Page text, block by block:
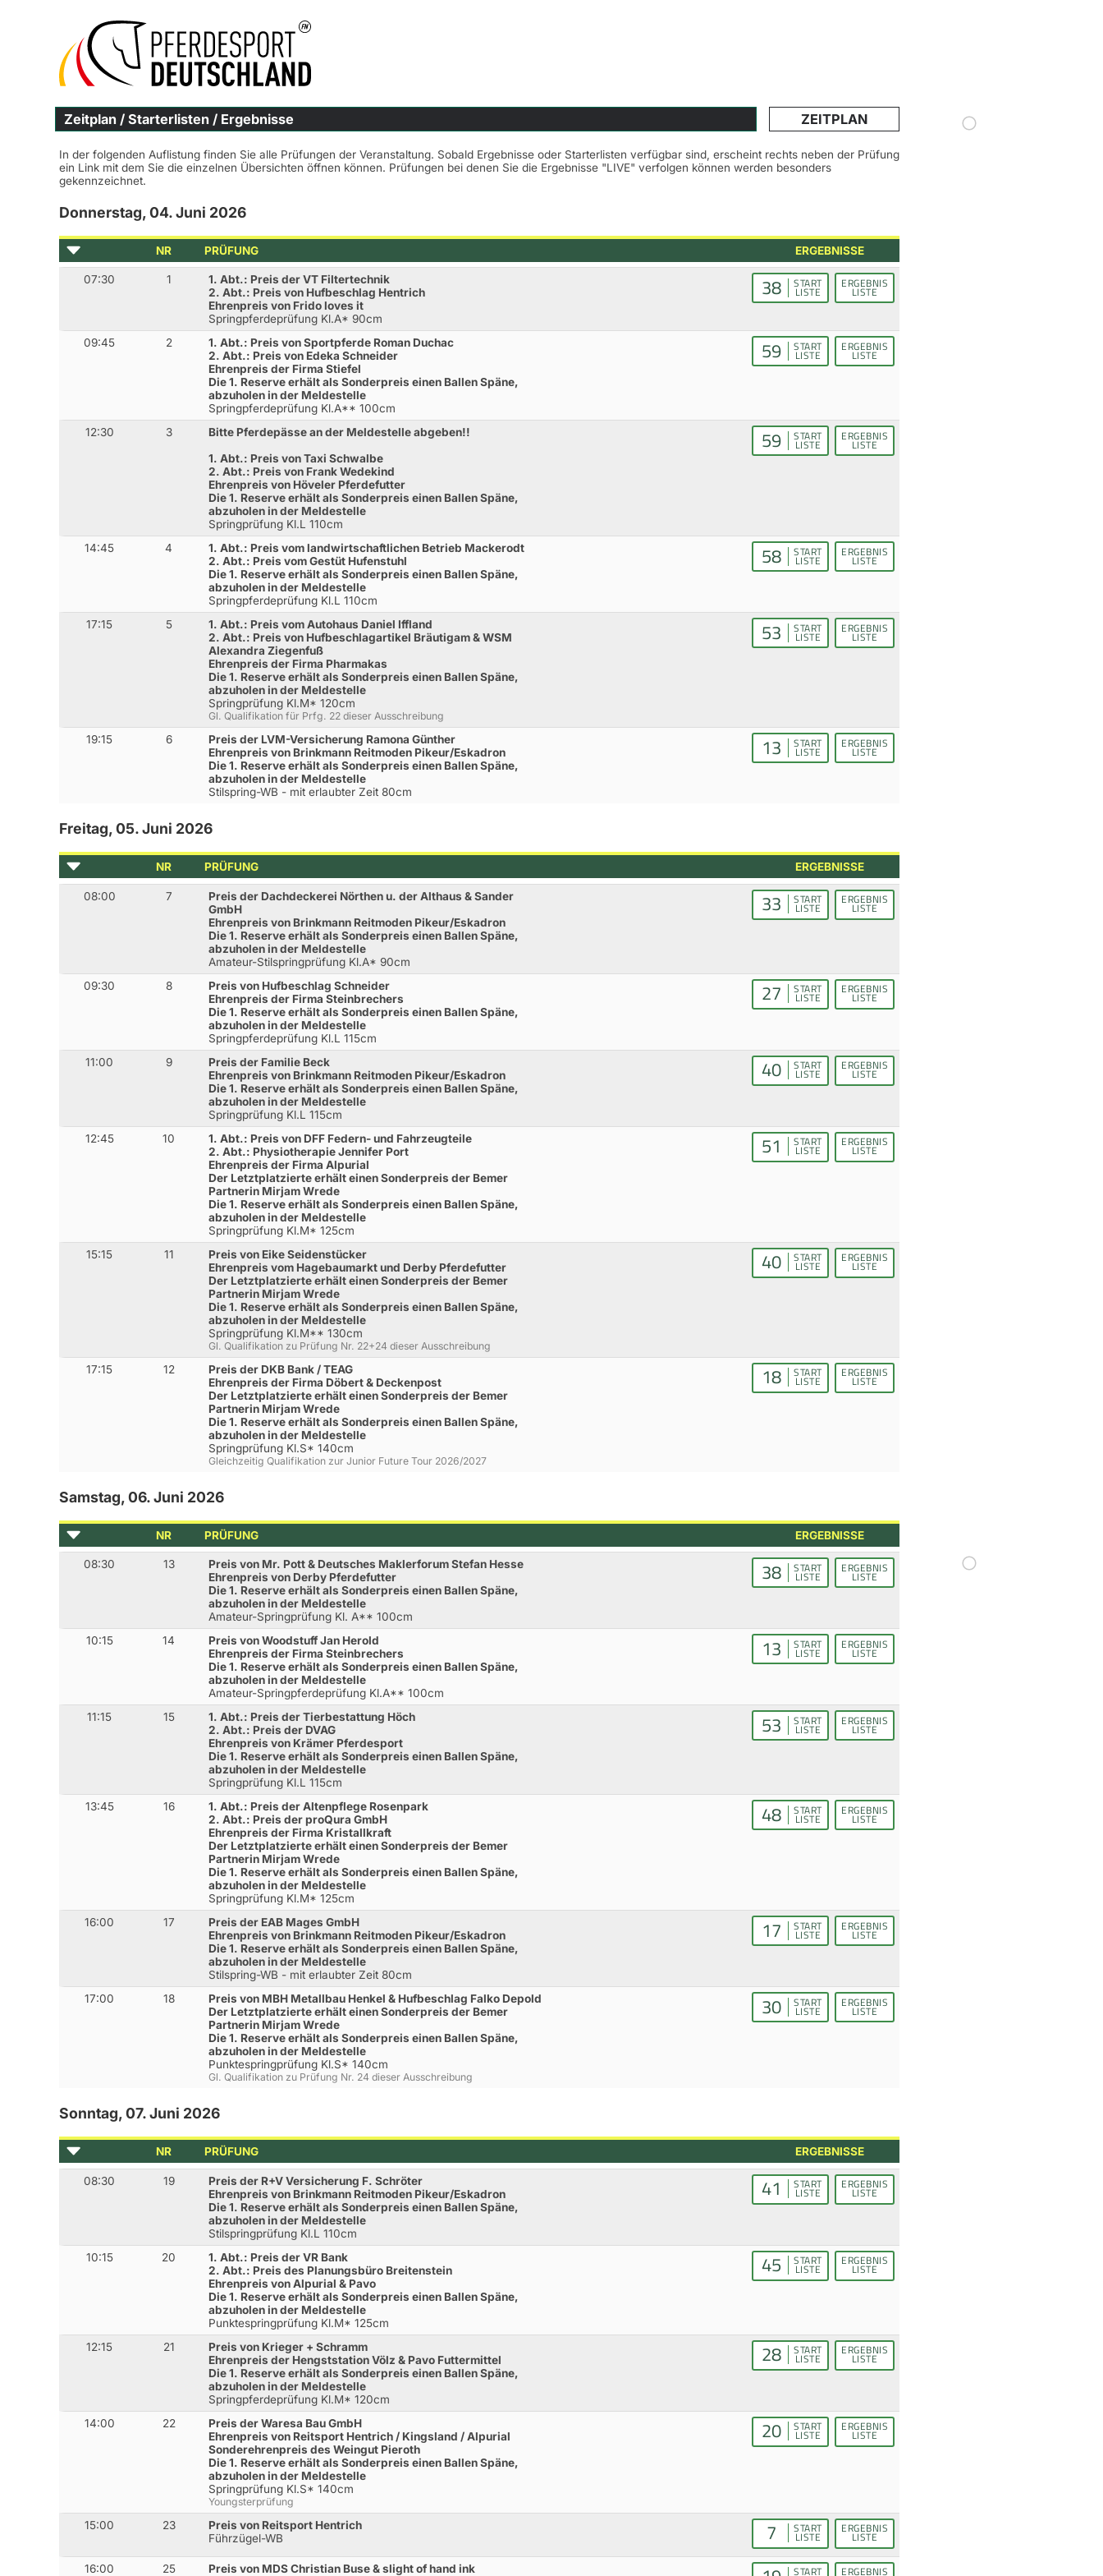
Zeitplan / Starterlisten / Ergebnisse ZEITPLAN
In der folgenden Auflistung finden Sie alle Prüfungen der Veranstaltung. Sobald Ergebnisse oder Starterlisten verfügbar sind, erscheint rechts neben der Prüfung
ein Link mit dem Sie die einzelnen Übersichten öffnen können. Prüfungen bei denen Sie die Ergebnisse "LIVE" verfolgen können werden besonders
gekennzeichnet.
Donnerstag, 04. Juni 2026
NR PRÜFUNG ERGEBNISSE
07:30 1
1. Abt.: Preis der VT Filtertechnik
2. Abt.: Preis von Hufbeschlag Hentrich
Ehrenpreis von Frido loves it
Springpferdeprüfung Kl.A* 90cm
38 START
LISTE
ERGEBNIS
LISTE
09:45 2
1. Abt.: Preis von Sportpferde Roman Duchac
2. Abt.: Preis von Edeka Schneider
Ehrenpreis der Firma Stiefel
Die 1. Reserve erhält als Sonderpreis einen Ballen Späne,
abzuholen in der Meldestelle
Springpferdeprüfung Kl.A** 100cm
59 START
LISTE
ERGEBNIS
LISTE
12:30 3
Bitte Pferdepässe an der Meldestelle abgeben!!
1. Abt.: Preis von Taxi Schwalbe
2. Abt.: Preis von Frank Wedekind
Ehrenpreis von Höveler Pferdefutter
Die 1. Reserve erhält als Sonderpreis einen Ballen Späne,
abzuholen in der Meldestelle
Springprüfung Kl.L 110cm
59 START
LISTE
ERGEBNIS
LISTE
14:45 4
1. Abt.: Preis vom landwirtschaftlichen Betrieb Mackerodt
2. Abt.: Preis vom Gestüt Hufenstuhl
Die 1. Reserve erhält als Sonderpreis einen Ballen Späne,
abzuholen in der Meldestelle
Springpferdeprüfung Kl.L 110cm
58 START
LISTE
ERGEBNIS
LISTE
17:15 5
1. Abt.: Preis vom Autohaus Daniel Iffland
2. Abt.: Preis von Hufbeschlagartikel Bräutigam & WSM
Alexandra Ziegenfuß
Ehrenpreis der Firma Pharmakas
Die 1. Reserve erhält als Sonderpreis einen Ballen Späne,
abzuholen in der Meldestelle
Springprüfung Kl.M* 120cm
Gl. Qualifikation für Prfg. 22 dieser Ausschreibung
53 START
LISTE
ERGEBNIS
LISTE
19:15 6
Preis der LVM-Versicherung Ramona Günther
Ehrenpreis von Brinkmann Reitmoden Pikeur/Eskadron
Die 1. Reserve erhält als Sonderpreis einen Ballen Späne,
abzuholen in der Meldestelle
Stilspring-WB - mit erlaubter Zeit 80cm
13 START
LISTE
ERGEBNIS
LISTE
Freitag, 05. Juni 2026
NR PRÜFUNG ERGEBNISSE
08:00 7
Preis der Dachdeckerei Nörthen u. der Althaus & Sander
GmbH
Ehrenpreis von Brinkmann Reitmoden Pikeur/Eskadron
Die 1. Reserve erhält als Sonderpreis einen Ballen Späne,
abzuholen in der Meldestelle
Amateur-Stilspringprüfung Kl.A* 90cm
33 START
LISTE
ERGEBNIS
LISTE
09:30 8
Preis von Hufbeschlag Schneider
Ehrenpreis der Firma Steinbrechers
Die 1. Reserve erhält als Sonderpreis einen Ballen Späne,
abzuholen in der Meldestelle
Springpferdeprüfung Kl.L 115cm
27 START
LISTE
ERGEBNIS
LISTE
11:00 9
Preis der Familie Beck
Ehrenpreis von Brinkmann Reitmoden Pikeur/Eskadron
Die 1. Reserve erhält als Sonderpreis einen Ballen Späne,
abzuholen in der Meldestelle
Springprüfung Kl.L 115cm
40 START
LISTE
ERGEBNIS
LISTE
12:45 10
1. Abt.: Preis von DFF Federn- und Fahrzeugteile
2. Abt.: Physiotherapie Jennifer Port
Ehrenpreis der Firma Alpurial
Der Letztplatzierte erhält einen Sonderpreis der Bemer
Partnerin Mirjam Wrede
Die 1. Reserve erhält als Sonderpreis einen Ballen Späne,
abzuholen in der Meldestelle
Springprüfung Kl.M* 125cm
51 START
LISTE
ERGEBNIS
LISTE
15:15 11
Preis von Eike Seidenstücker
Ehrenpreis vom Hagebaumarkt und Derby Pferdefutter
Der Letztplatzierte erhält einen Sonderpreis der Bemer
Partnerin Mirjam Wrede
Die 1. Reserve erhält als Sonderpreis einen Ballen Späne,
abzuholen in der Meldestelle
Springprüfung Kl.M** 130cm
Gl. Qualifikation zu Prüfung Nr. 22+24 dieser Ausschreibung
40 START
LISTE
ERGEBNIS
LISTE
17:15 12
Preis der DKB Bank / TEAG
Ehrenpreis der Firma Döbert & Deckenpost
Der Letztplatzierte erhält einen Sonderpreis der Bemer
Partnerin Mirjam Wrede
Die 1. Reserve erhält als Sonderpreis einen Ballen Späne,
abzuholen in der Meldestelle
Springprüfung Kl.S* 140cm
Gleichzeitig Qualifikation zur Junior Future Tour 2026/2027
18 START
LISTE
ERGEBNIS
LISTE
Samstag, 06. Juni 2026
NR PRÜFUNG ERGEBNISSE
08:30 13
Preis von Mr. Pott & Deutsches Maklerforum Stefan Hesse
Ehrenpreis von Derby Pferdefutter
Die 1. Reserve erhält als Sonderpreis einen Ballen Späne,
abzuholen in der Meldestelle
Amateur-Springprüfung Kl. A** 100cm
38 START
LISTE
ERGEBNIS
LISTE
10:15 14
Preis von Woodstuff Jan Herold
Ehrenpreis der Firma Steinbrechers
Die 1. Reserve erhält als Sonderpreis einen Ballen Späne,
abzuholen in der Meldestelle
Amateur-Springpferdeprüfung Kl.A** 100cm
13 START
LISTE
ERGEBNIS
LISTE
11:15 15
1. Abt.: Preis der Tierbestattung Höch
2. Abt.: Preis der DVAG
Ehrenpreis von Krämer Pferdesport
Die 1. Reserve erhält als Sonderpreis einen Ballen Späne,
abzuholen in der Meldestelle
Springprüfung Kl.L 115cm
53 START
LISTE
ERGEBNIS
LISTE
13:45 16
1. Abt.: Preis der Altenpflege Rosenpark
2. Abt.: Preis der proQura GmbH
Ehrenpreis der Firma Kristallkraft
Der Letztplatzierte erhält einen Sonderpreis der Bemer
Partnerin Mirjam Wrede
Die 1. Reserve erhält als Sonderpreis einen Ballen Späne,
abzuholen in der Meldestelle
Springprüfung Kl.M* 125cm
48 START
LISTE
ERGEBNIS
LISTE
16:00 17
Preis der EAB Mages GmbH
Ehrenpreis von Brinkmann Reitmoden Pikeur/Eskadron
Die 1. Reserve erhält als Sonderpreis einen Ballen Späne,
abzuholen in der Meldestelle
Stilspring-WB - mit erlaubter Zeit 80cm
17 START
LISTE
ERGEBNIS
LISTE
17:00 18
Preis von MBH Metallbau Henkel & Hufbeschlag Falko Depold
Der Letztplatzierte erhält einen Sonderpreis der Bemer
Partnerin Mirjam Wrede
Die 1. Reserve erhält als Sonderpreis einen Ballen Späne,
abzuholen in der Meldestelle
Punktespringprüfung Kl.S* 140cm
Gl. Qualifikation zu Prüfung Nr. 24 dieser Ausschreibung
30 START
LISTE
ERGEBNIS
LISTE
Sonntag, 07. Juni 2026
NR PRÜFUNG ERGEBNISSE
08:30 19
Preis der R+V Versicherung F. Schröter
Ehrenpreis von Brinkmann Reitmoden Pikeur/Eskadron
Die 1. Reserve erhält als Sonderpreis einen Ballen Späne,
abzuholen in der Meldestelle
Stilspringprüfung Kl.L 110cm
41 START
LISTE
ERGEBNIS
LISTE
10:15 20
1. Abt.: Preis der VR Bank
2. Abt.: Preis des Planungsbüro Breitenstein
Ehrenpreis von Alpurial & Pavo
Die 1. Reserve erhält als Sonderpreis einen Ballen Späne,
abzuholen in der Meldestelle
Punktespringprüfung Kl.M* 125cm
45 START
LISTE
ERGEBNIS
LISTE
12:15 21
Preis von Krieger + Schramm
Ehrenpreis der Hengststation Völz & Pavo Futtermittel
Die 1. Reserve erhält als Sonderpreis einen Ballen Späne,
abzuholen in der Meldestelle
Springpferdeprüfung Kl.M* 120cm
28 START
LISTE
ERGEBNIS
LISTE
14:00 22
Preis der Waresa Bau GmbH
Ehrenpreis von Reitsport Hentrich / Kingsland / Alpurial
Sonderehrenpreis des Weingut Pieroth
Die 1. Reserve erhält als Sonderpreis einen Ballen Späne,
abzuholen in der Meldestelle
Springprüfung Kl.S* 140cm
Youngsterprüfung
20 START
LISTE
ERGEBNIS
LISTE
15:00 23
Preis von Reitsport Hentrich
Führzügel-WB
7 START
LISTE
ERGEBNIS
LISTE
16:00 25
Preis von MDS Christian Buse & slight of hand ink
START ERGEBNIS